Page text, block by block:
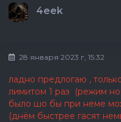
4eek
28 января 2023 г, 15:32
ладно предлогаю ,
лимитом 1 раз (режим
было шо бы при неме
(днём быстрее гасят